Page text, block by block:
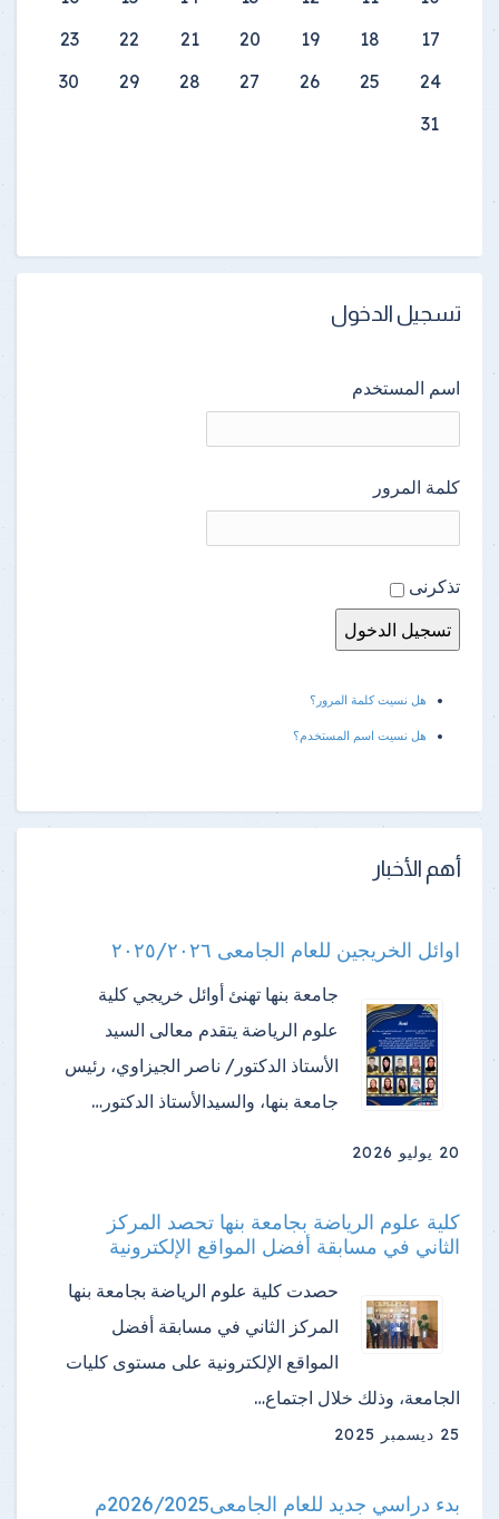
17
18
19
20
21
22
23
24
25
26
27
28
29
30
31
تسجيل الدخول
اسم المستخدم
كلمة المرور
تذكرنى
هل نسيت كلمة المرور؟
هل نسيت اسم المستخدم؟
أهم الأخبار
اوائل الخريجين للعام الجامعى ٢٠٢٥/٢٠٢٦
جامعة بنها تهنئ أوائل خريجي كلية
علوم الرياضة ​يتقدم معالى السيد
الأستاذ الدكتور/ ناصر الجيزاوي، رئيس
جامعة بنها، والسيدالأستاذ الدكتور…
20 يوليو 2026
كلية علوم الرياضة بجامعة بنها تحصد المركز
الثاني في مسابقة أفضل المواقع الإلكترونية
حصدت كلية علوم الرياضة بجامعة بنها
المركز الثاني في مسابقة أفضل
المواقع الإلكترونية على مستوى كليات
الجامعة، وذلك خلال اجتماع…
25 ديسمبر 2025
بدء دراسي جديد للعام الجامعى2026/2025م